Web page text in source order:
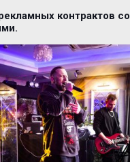
контрактов со